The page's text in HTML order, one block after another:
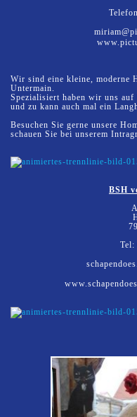
Wir sind eine kleine, moderne
Untermain.
Spezialisiert haben wir uns
und zu kann auch mal ein
Besuchen Sie gerne unsere
schauen Sie bei unserem
BSH
Tel: